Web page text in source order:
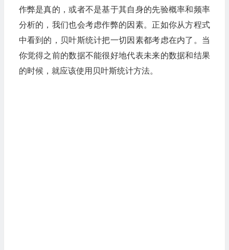
作弊是真的，或者不是基于其自身的先验概率和频率
分析的，我们也会考虑作弊的因素。正如你从方程式
中看到的，贝叶斯统计把一切因素都考虑在内了。当
你觉得之前的数据不能很好地代表未来的数据和结果
的时候，就应该使用贝叶斯统计方法。